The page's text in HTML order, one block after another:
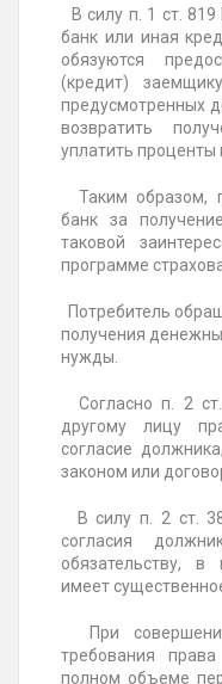
В силу п. 1 ст.
банк или иная
обязуются
(кредит)
предусмотренных
возвратить
уплатить проценты
Таким образом,
банк за
таковой
программе
Потребитель
получения
нужды.
Согласно п. 2
другому лицу
согласие
законом или
В силу п. 2 ст.
согласия
обязательству, в
имеет
При
требования
полном объеме